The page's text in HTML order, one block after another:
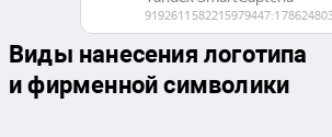
Виды нанесения логотипа
и фирменной символики